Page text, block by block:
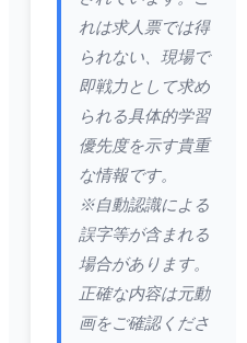
れは求人票では得
られない、現場で
即戦力として求め
られる具体的学習
優先度を示す貴重
な情報です。
※自動認識による
誤字等が含まれる
場合があります。
正確な内容は元動
画をご確認くださ